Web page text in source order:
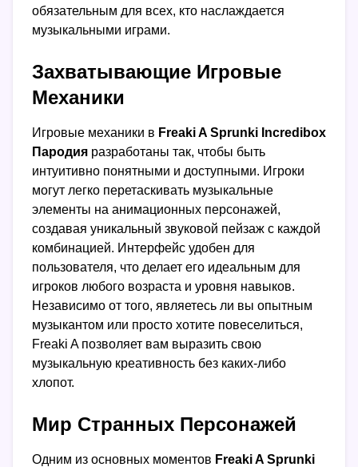
обязательным для всех, кто наслаждается
музыкальными играми.
Захватывающие Игровые
Механики
Игровые механики в Freaki A Sprunki Incredibox
Пародия разработаны так, чтобы быть
интуитивно понятными и доступными. Игроки
могут легко перетаскивать музыкальные
элементы на анимационных персонажей,
создавая уникальный звуковой пейзаж с каждой
комбинацией. Интерфейс удобен для
пользователя, что делает его идеальным для
игроков любого возраста и уровня навыков.
Независимо от того, являетесь ли вы опытным
музыкантом или просто хотите повеселиться,
Freaki A позволяет вам выразить свою
музыкальную креативность без каких-либо
хлопот.
Мир Странных Персонажей
Одним из основных моментов Freaki A Sprunki